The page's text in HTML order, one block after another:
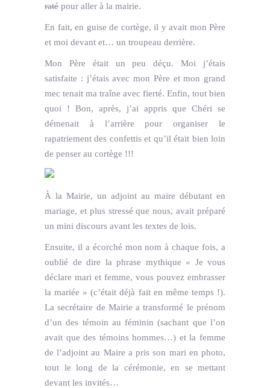
raté pour aller à la mairie.
En fait, en guise de cortège, il y avait mon Père
et moi devant et… un troupeau derrière.
Mon Père était un peu déçu. Moi j’étais
satisfaite : j’étais avec mon Père et mon grand
mec tenait ma traîne avec fierté. Enfin, tout bien
quoi ! Bon, après, j’ai appris que Chéri se
démenait à l’arrière pour organiser le
rapatriement des confettis et qu’il était bien loin
de penser au cortège !!!
À la Mairie, un adjoint au maire débutant en
mariage, et plus stressé que nous, avait préparé
un mini discours avant les textes de lois.
Ensuite, il a écorché mon nom à chaque fois, a
oublié de dire la phrase mythique « Je vous
déclare mari et femme, vous pouvez embrasser
la mariée » (c’était déjà fait en même temps !).
La secrétaire de Mairie a transformé le prénom
d’un des témoin au féminin (sachant que l’on
avait que des témoins hommes…) et la femme
de l’adjoint au Maire a pris son mari en photo,
tout le long de la cérémonie, en se mettant
devant les invités…